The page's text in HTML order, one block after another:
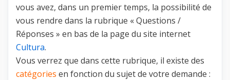
vous avez, dans un premier temps, la possibilité de
vous rendre dans la rubrique « Questions /
Réponses » en bas de la page du site internet
Cultura.
Vous verrez que dans cette rubrique, il existe des
catégories en fonction du sujet de votre demande :